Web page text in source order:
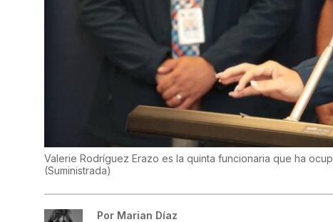
Valerie Rodríguez Erazo es la quinta funcionaria que ha
(Suministrada)
Por Marian Díaz